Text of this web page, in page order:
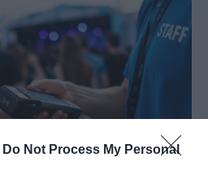
Do Not Process My Personal